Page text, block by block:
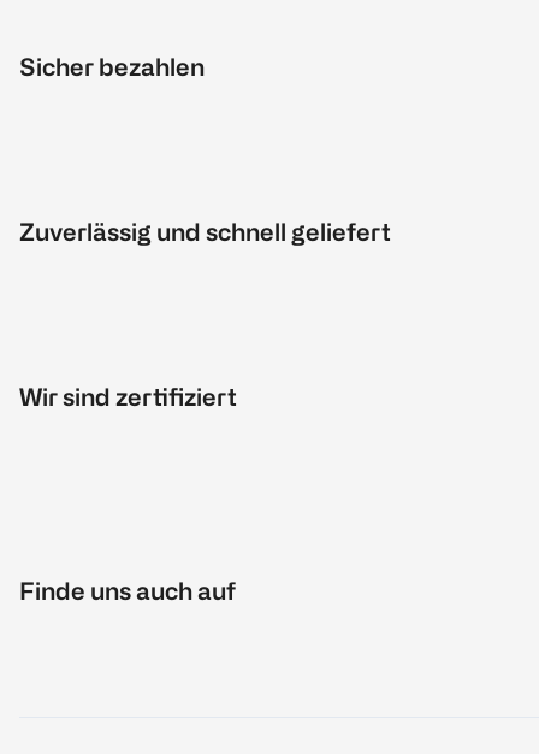
Sicher bezahlen
Zuverlässig und schnell geliefert
Wir sind zertifiziert
Finde uns auch auf